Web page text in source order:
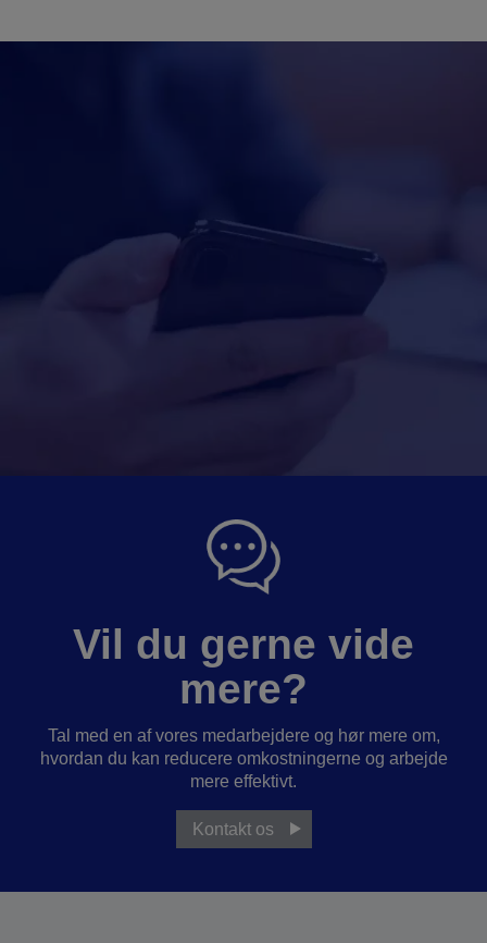
Vil du gerne vide
mere?
Tal med en af vores medarbejdere og hør mere om,
hvordan du kan reducere omkostningerne og arbejde
mere effektivt.
Kontakt os